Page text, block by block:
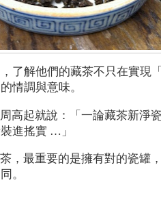
了解他們的藏茶不只在實現
情調與意味。
高起就說：「一論藏茶新淨
進搖實 …」
，最重要的是擁有對的瓷罐
。